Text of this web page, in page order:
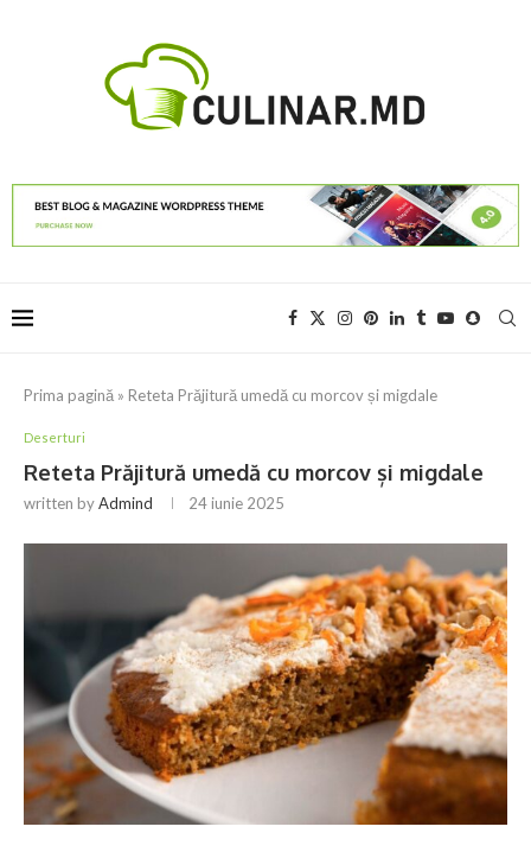
Prima pagină » Reteta Prăjitură umedă cu morcov și migdale
Deserturi
Reteta Prăjitură umedă cu morcov și migdale
written byAdmind 24 iunie 2025